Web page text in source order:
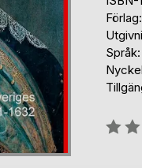
Betyg::